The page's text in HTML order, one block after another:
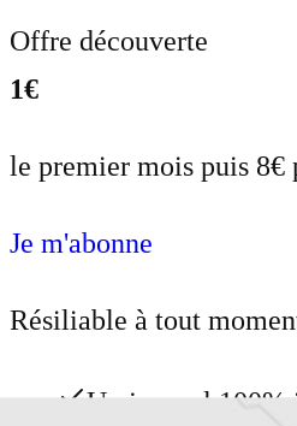
Offre découverte
1€
le premier mois puis 8€
Je m'abonne
Résiliable à tout
Un journal 100%